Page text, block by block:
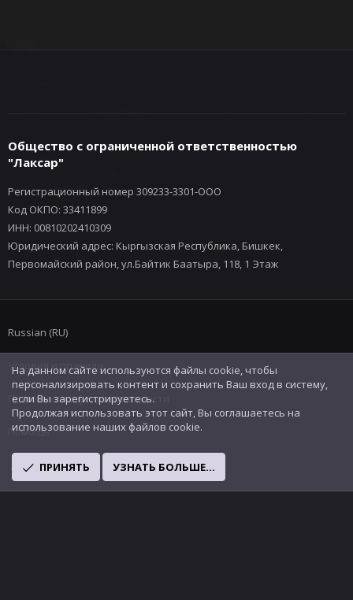
Общество с ограниченной ответственностью
"Лаксар"
Регистрационный номер 309233-3301-ООО
Код ОКПО: 33411899
ИНН: 00810202410309
Юридический адрес: Кыргызская Республика, Бишкек,
Первомайский район, ул.Байтик Баатыра, 118, 1 Этаж
Russian (RU)
Условия и правила
Политика конфиденциальности
Помощь
R
S
На данном сайте используются файлы cookie, чтобы
персонализировать контент и сохранить Ваш вход в систему,
если Вы зарегистрируетесь.
Продолжая использовать этот сайт, Вы соглашаетесь на
использование наших файлов cookie.
ПРИНЯТЬ УЗНАТЬ БОЛЬШЕ...